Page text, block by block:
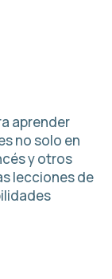
aprender
no solo en
yotros
lecciones de